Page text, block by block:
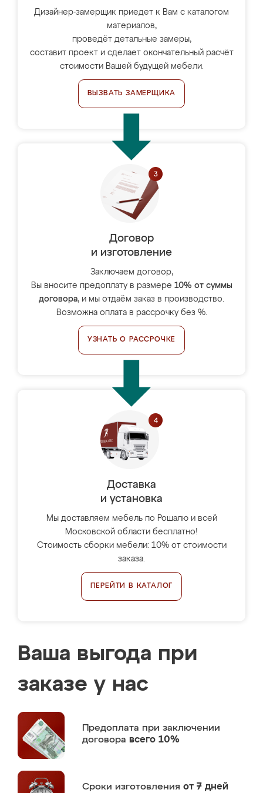
Дизайнер-замерщик приедет к Вам с каталогом
материалов,
проведёт детальные замеры,
составит проект и сделает окончательный расчёт
стоимости Вашей будущей мебели.
ВЫЗВАТЬ ЗАМЕРЩИКА
Договор
и изготовление
Заключаем договор,
Вы вносите предоплату в размере 10% от суммы
договора, и мы отдаём заказ в производство.
Возможна оплата в рассрочку без %.
УЗНАТЬ О РАССРОЧКЕ
Доставка
и установка
Мы доставляем мебель по Рошалю и всей
Московской области бесплатно!
Стоимость сборки мебели: 10% от стоимости
заказа.
ПЕРЕЙТИ В КАТАЛОГ
Ваша выгода при
заказе у нас
Предоплата при заключении
договора всего 10%
Сроки изготовления от 7 дней